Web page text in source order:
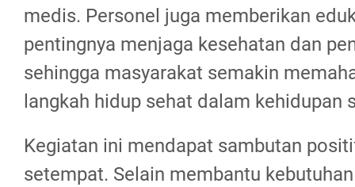
medis. Personel juga memberikan
pentingnya menjaga kesehatan dan
sehingga masyarakat semakin
langkah hidup sehat dalam kehidupan
Kegiatan ini mendapat sambutan
setempat. Selain membantu